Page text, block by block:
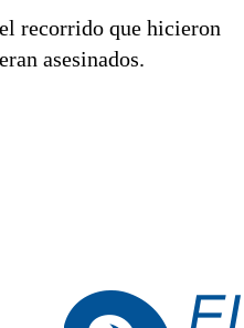
recorrido que hicieron
asesinados.